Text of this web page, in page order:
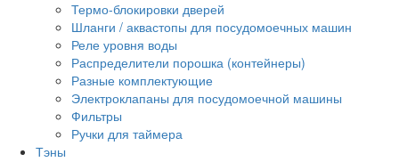
Термо-блокировки дверей
Шланги / аквастопы для посудомоечных машин
Реле уровня воды
Распределители порошка (контейнеры)
Разные комплектующие
Электроклапаны для посудомоечной машины
Фильтры
Ручки для таймера
Тэны